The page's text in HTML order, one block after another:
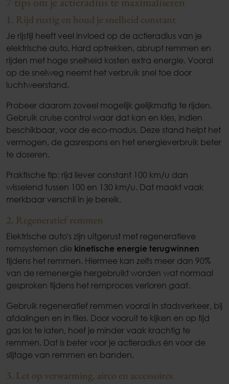
1. Rijd rustig en houd je snelheid constant
Je rijstijl heeft veel invloed op de actieradius van je
elektrische auto. Hard optrekken, abrupt remmen en
rijden met hoge snelheid kosten extra energie. Vooral
op de snelweg neemt het verbruik snel toe door
luchtweerstand.
Probeer daarom zoveel mogelijk gelijkmatig te rijden.
Gebruik cruise control waar dat kan en kies, indien
beschikbaar, voor de eco-modus. Deze stand helpt het
vermogen, de gasrespons en het energieverbruik beter
te doseren.
Praktische tip: rijd liever constant 100 km/u dan
wisselend tussen 100 en 130 km/u. Dat maakt vaak
merkbaar verschil in je bereik.
2. Regeneratief remmen
Elektrische auto's zijn uitgerust met regeneratieve
remsystemen die kinetische energie terugwinnen
tijdens het remmen. Hiermee kan zelfs meer dan 90%
van de remenergie hergebruikt worden wat normaal
gesproken tijdens het remproces verloren gaat.
Gebruik regeneratief remmen vooral in stadsverkeer, bij
afdalingen en in files. Door vooruit te kijken en op tijd
gas los te laten, hoef je minder vaak krachtig te
remmen. Dat is beter voor je actieradius én voor de
slijtage van remmen en banden.
3. Let op verwarming, airco en accessoires